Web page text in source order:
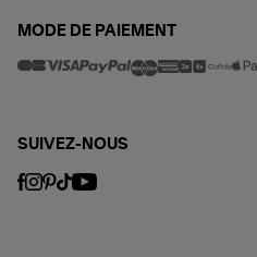
MODE DE PAIEMENT
SUIVEZ-NOUS